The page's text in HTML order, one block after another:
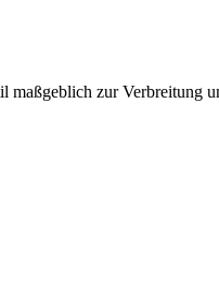
maßgeblich zur Verbreitung